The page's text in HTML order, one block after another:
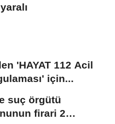
'HAYAT 112 Acil
için...
suç örgütü
firari 2